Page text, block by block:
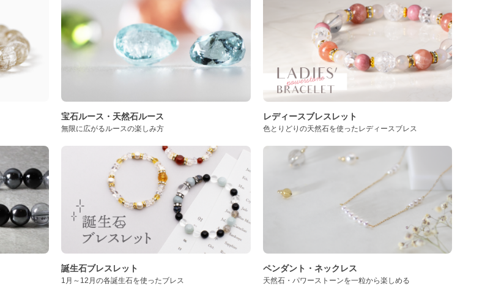
宝石ルース・天然石ルース
無限に広がるルースの楽しみ方
レディースブレスレット
色とりどりの天然石を使ったレディースブレス
誕生石ブレスレット
1月～12月の各誕生石を使ったブレス
ペンダント・ネックレス
天然石・パワーストーンを一粒から楽しめる